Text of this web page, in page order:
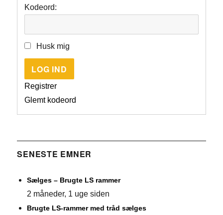
Kodeord:
Husk mig
LOG IND
Registrer
Glemt kodeord
SENESTE EMNER
Sælges – Brugte LS rammer
2 måneder, 1 uge siden
Brugte LS-rammer med tråd sælges